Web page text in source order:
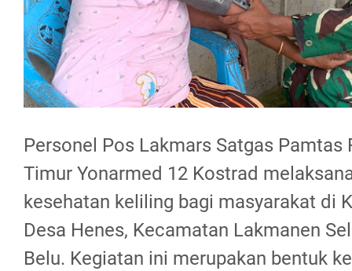
Personel Pos Lakmars Satgas Pamtas
Timur Yonarmed 12 Kostrad
kesehatan keliling bagi masyarakat di
Desa Henes, Kecamatan Lakmanen
Belu. Kegiatan ini merupakan bentuk